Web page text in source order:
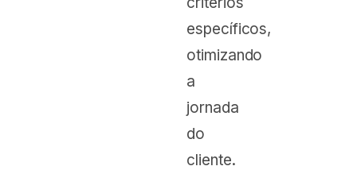
específicos,
otimizando
a
jornada
do
cliente.